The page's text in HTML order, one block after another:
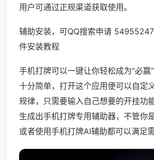
用户可通过正规渠道获取使用。
辅助安装，可QQ搜索申请
件安装教程
手机打牌可以一键让你轻松成为“必赢
十分简单，打开这个应用便可以自定
规律，只需要输入自己想要的开挂功
生成出手机打牌专用辅助器，不管你
或者使用手机打牌AI辅助都可以满足需